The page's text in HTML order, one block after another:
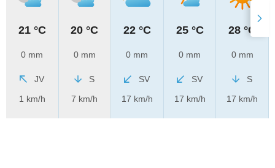
21 °C
0 mm
JV
1 km/h
20 °C
0 mm
S
7 km/h
22 °C
0 mm
SV
17 km/h
25 °C
0 mm
SV
17 km/h
28 °C
0 mm
S
17 km/h